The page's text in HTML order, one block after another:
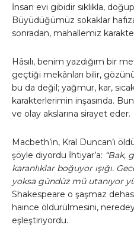
İnsan evi gibidir sıklıkla,
Büyüdüğümüz sokaklar
sonradan, mahallemiz
Hâsılı, benim yazdığım bir
geçtiği mekânları bilir,
bu da değil; yağmur, kar,
karakterlerimin inşasında.
ve olay akslarına sirayet eder.
Macbeth’in, Kral Duncan’ı
şöyle diyordu İhtiyar’a: “Bak,
karanlıklar boğuyor ışığı.
yoksa gündüz mü utanıyor
Shakespeare o şaşmaz
haince öldürülmesini,
eşleştiriyordu.